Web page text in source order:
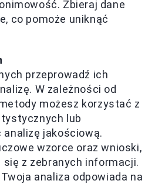
Zbieraj dane
co pomoże uniknąć
przeprowadź ich
W zależności od
możesz korzystać z
lub
analizę jakościową.
wzorce oraz wnioski,
się z zebranych informacji.
analiza odpowiada na